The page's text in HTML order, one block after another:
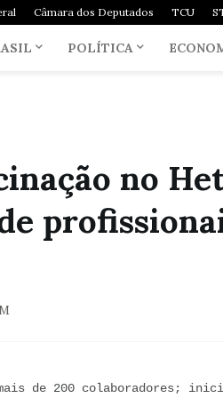
Câmara dos Deputados TCU
POLÍTICA
no
mais de 200 colaboradores;